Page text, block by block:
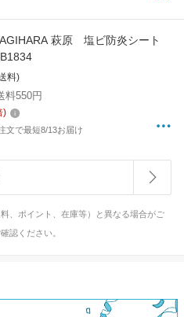
萩原 塩ビ防炎シート
料)
料550円
)
文で最短8/13お届け
、ポイント、在庫等）と異なる場合がご
認ください。